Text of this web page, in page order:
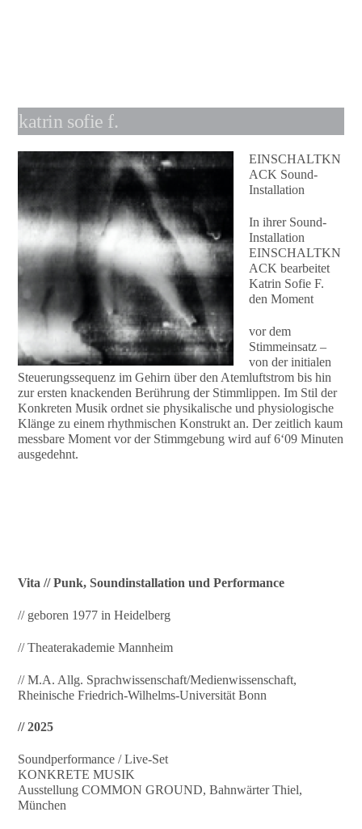
katrin sofie f.
EINSCHALTKN
ACK Sound-
Installation
In ihrer Sound-
Installation
EINSCHALTKN
ACK bearbeitet
Katrin Sofie F.
den Moment
vor dem
Stimmeinsatz –
von der initialen
Steuerungssequenz im Gehirn über den Atemluftstrom bis hin
zur ersten knackenden Berührung der Stimmlippen. Im Stil der
Konkreten Musik ordnet sie physikalische und physiologische
Klänge zu einem rhythmischen Konstrukt an. Der zeitlich kaum
messbare Moment vor der Stimmgebung wird auf 6‘09 Minuten
ausgedehnt.
Vita // Punk, Soundinstallation und Performance
// geboren 1977 in Heidelberg
// Theaterakademie Mannheim
// M.A. Allg. Sprachwissenschaft/Medienwissenschaft,
Rheinische Friedrich-Wilhelms-Universität Bonn
// 2025
Soundperformance / Live-Set
KONKRETE MUSIK
Ausstellung COMMON GROUND, Bahnwärter Thiel,
München